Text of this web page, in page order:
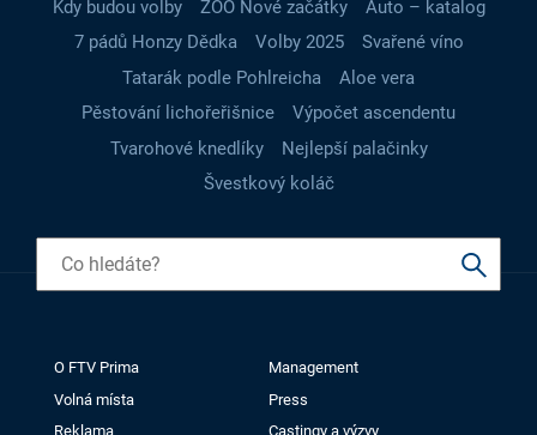
Kdy budou volby
ZOO Nové začátky
Auto – katalog
7 pádů Honzy Dědka
Volby 2025
Svařené víno
Tatarák podle Pohlreicha
Aloe vera
Pěstování lichořeřišnice
Výpočet ascendentu
Tvarohové knedlíky
Nejlepší palačinky
Švestkový koláč
O FTV Prima
Management
Volná místa
Press
Reklama
Castingy a výzvy